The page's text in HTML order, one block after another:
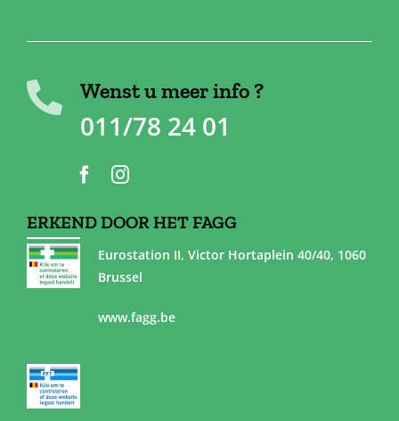
Wenst u meer info ?
011/78 24 01
ERKEND DOOR HET FAGG
Eurostation II, Victor Hortaplein 40/40, 1060
Brussel
www.fagg.be